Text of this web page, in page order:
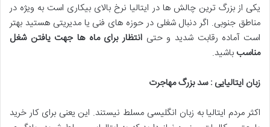
یکی از بزرگ ترین چالش ها در ایتالیا نرخ بالای بیکاری است به ویژه در
مناطق جنوبی. اگر دنبال شغلی در حوزه های فنی یا مدیریتی هستید بهتر
است آماده رقابت شدید و حتی انتظار برای ماه ها جهت یافتن شغل
مناسب باشید.
زبان ایتالیایی : سد بزرگ مهاجرت
اکثر مردم ایتالیا به زبان انگلیسی مسلط نیستند. این یعنی برای کار خرید